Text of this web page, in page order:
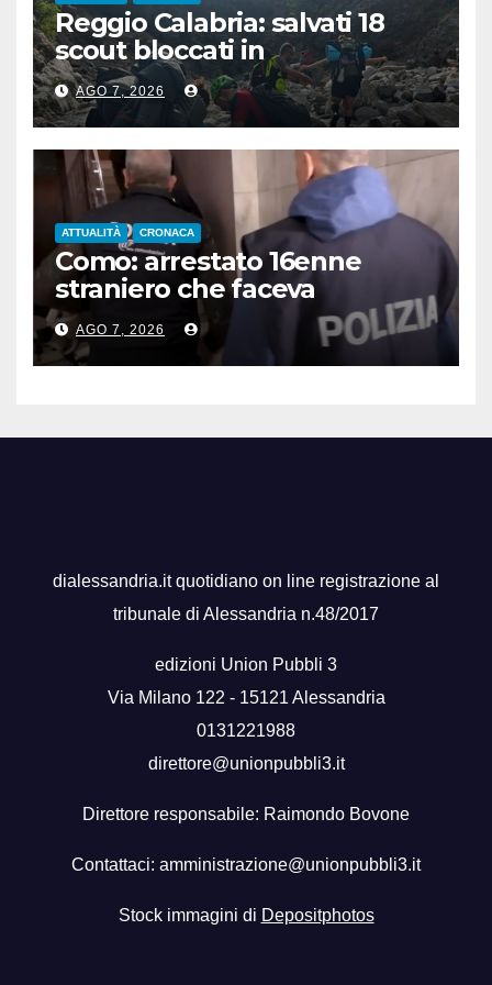
Reggio Calabria: salvati 18
scout bloccati in
Aspromonte, 2 recuperati in
elicottero
AGO 7, 2026
ATTUALITÀ CRONACA
Como: arrestato 16enne
straniero che faceva
propaganda all’Isis
AGO 7, 2026
dialessandria.it quotidiano on line registrazione al
tribunale di Alessandria n.48/2017
edizioni Union Pubbli 3
Via Milano 122 - 15121 Alessandria
0131221988
direttore@unionpubbli3.it
Direttore responsabile: Raimondo Bovone
Contattaci: amministrazione@unionpubbli3.it
Stock immagini di Depositphotos